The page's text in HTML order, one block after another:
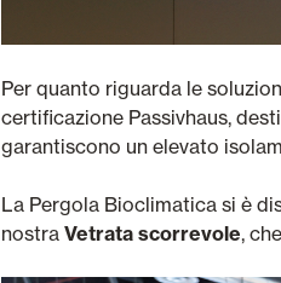
Per quanto riguarda le
certificazione Passivhaus,
garantiscono un elevato
La Pergola Bioclimatica si è
nostra Vetrata scorrevole,